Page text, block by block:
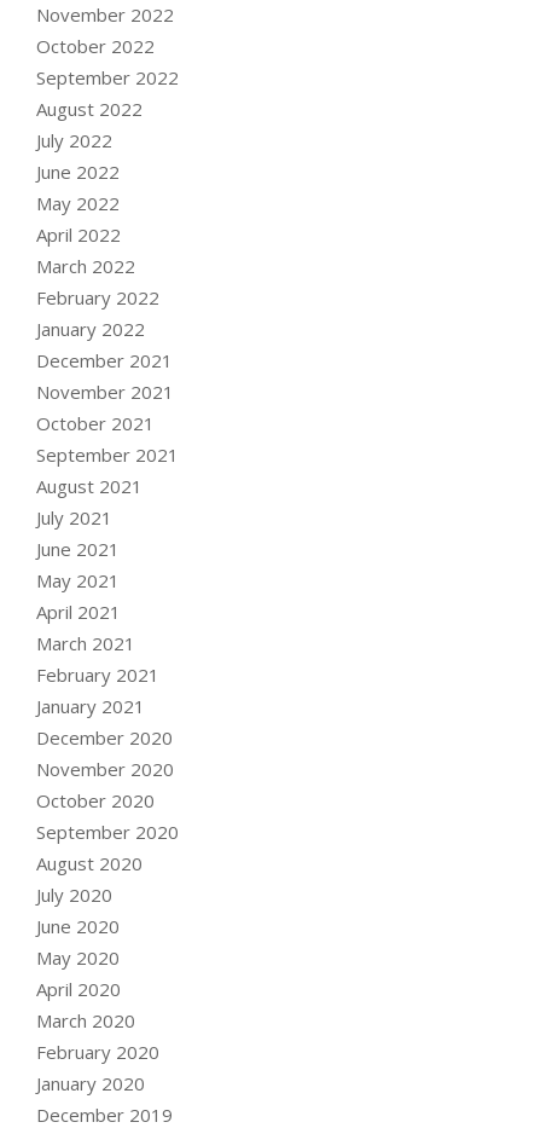
November 2022
October 2022
September 2022
August 2022
July 2022
June 2022
May 2022
April 2022
March 2022
February 2022
January 2022
December 2021
November 2021
October 2021
September 2021
August 2021
July 2021
June 2021
May 2021
April 2021
March 2021
February 2021
January 2021
December 2020
November 2020
October 2020
September 2020
August 2020
July 2020
June 2020
May 2020
April 2020
March 2020
February 2020
January 2020
December 2019